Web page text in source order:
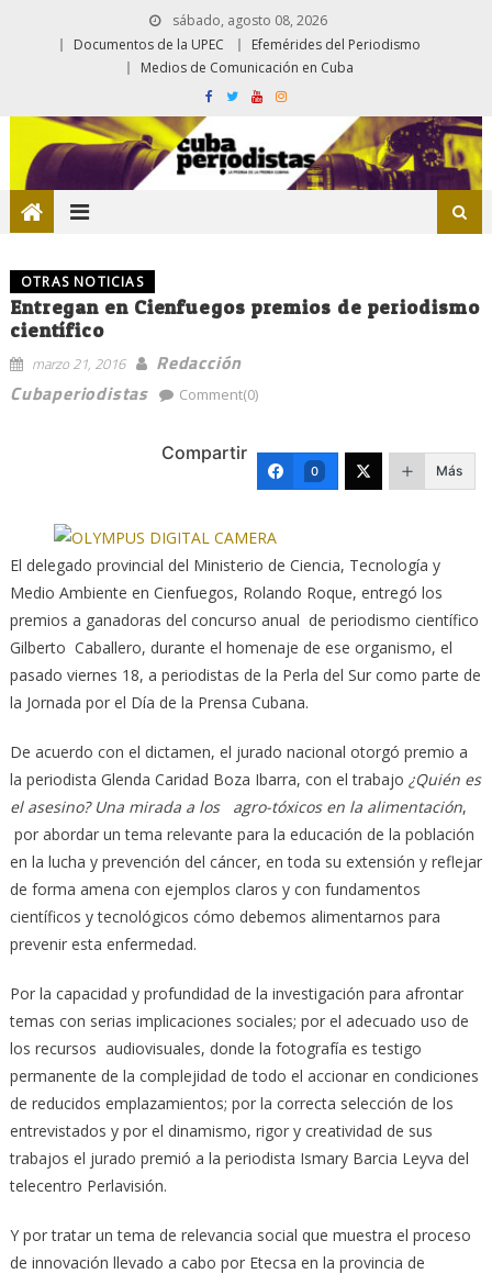
sábado, agosto 08, 2026
Documentos de la UPEC
Efemérides del Periodismo
Medios de Comunicación en Cuba
OTRAS NOTICIAS
Entregan en Cienfuegos premios de periodismo
científico
marzo 21, 2016
Redacción
Cubaperiodistas
Comment(0)
Compartir
0 Más
El delegado provincial del Ministerio de Ciencia, Tecnología y
Medio Ambiente en Cienfuegos, Rolando Roque, entregó los
premios a ganadoras del concurso anual de periodismo científico
Gilberto Caballero, durante el homenaje de ese organismo, el
pasado viernes 18, a periodistas de la Perla del Sur como parte de
la Jornada por el Día de la Prensa Cubana.
De acuerdo con el dictamen, el jurado nacional otorgó premio a
la periodista Glenda Caridad Boza Ibarra, con el trabajo ¿Quién es
el asesino? Una mirada a los agro-tóxicos en la alimentación,
por abordar un tema relevante para la educación de la población
en la lucha y prevención del cáncer, en toda su extensión y reflejar
de forma amena con ejemplos claros y con fundamentos
científicos y tecnológicos cómo debemos alimentarnos para
prevenir esta enfermedad.
Por la capacidad y profundidad de la investigación para afrontar
temas con serias implicaciones sociales; por el adecuado uso de
los recursos audiovisuales, donde la fotografía es testigo
permanente de la complejidad de todo el accionar en condiciones
de reducidos emplazamientos; por la correcta selección de los
entrevistados y por el dinamismo, rigor y creatividad de sus
trabajos el jurado premió a la periodista Ismary Barcia Leyva del
telecentro Perlavisión.
Y por tratar un tema de relevancia social que muestra el proceso
de innovación llevado a cabo por Etecsa en la provincia de